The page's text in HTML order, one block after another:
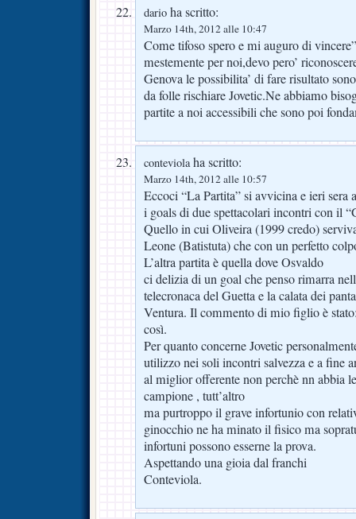
dario ha scritto:
Marzo 14th, 2012 alle 10:47
Come tifoso spero e mi auguro di
mestemente per noi,devo pero’
Genova le possibilita’ di fare risultato
da folle rischiare Jovetic.Ne abbiamo
partite a noi accessibili che sono poi
conteviolaha scritto:
Marzo 14th, 2012 alle 10:57
Eccoci “La Partita” si avvicina e ieri
i goals di due spettacolari incontri con il
Quello in cui Oliveira (1999 credo)
Leone (Batistuta) che con un perfetto
L’altra partita è quella dove Osvaldo
ci delizia di un goal che penso rimarra
telecronaca del Guetta e la calata dei
Ventura. Il commento di mio figlio è
così.
Per quanto concerne Jovetic
utilizzo nei soli incontri salvezza e a fine
al miglior offerente non perchè nn abbia
campione , tutt’altro
ma purtroppo il grave infortunio con
ginocchio ne ha minato il fisico ma
infortuni possono esserne la prova.
Aspettando una gioia dal franchi
Conteviola.